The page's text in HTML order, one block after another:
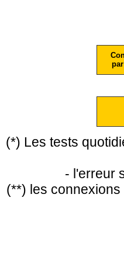
(*) Les tests
- l'erreur
(**) les